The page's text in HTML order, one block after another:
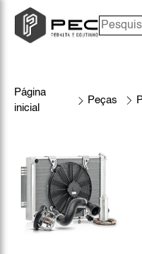
Página
inicial
Peças